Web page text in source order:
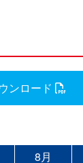
ンロード
8月